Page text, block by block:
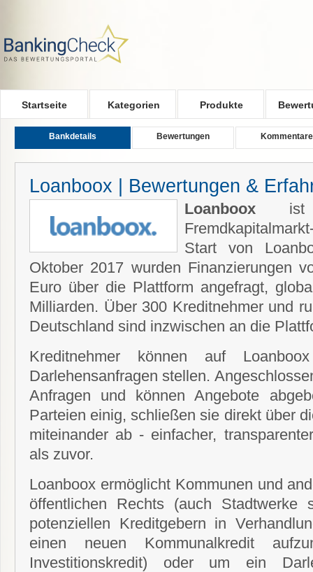
Startseite Kategorien Produkte
Bankdetails Bewertungen Kommentare
Loanboox | Bewertungen &
Loanboox ist
Start von
Oktober 2017 wurden Finanzierungen
Euro über die Plattform angefragt,
Milliarden. Über 300 Kreditnehmer und
Deutschland sind inzwischen an die
Kreditnehmer können auf
Darlehensanfragen stellen.
Anfragen und können Angebote
Parteien einig, schließen sie direkt über
miteinander ab - einfacher,
als zuvor.
Loanboox ermöglicht Kommunen und
öffentlichen Rechts (auch Stadtwerke
potenziellen Kreditgebern in
einen neuen Kommunalkredit
Investitionskredit) oder um ein